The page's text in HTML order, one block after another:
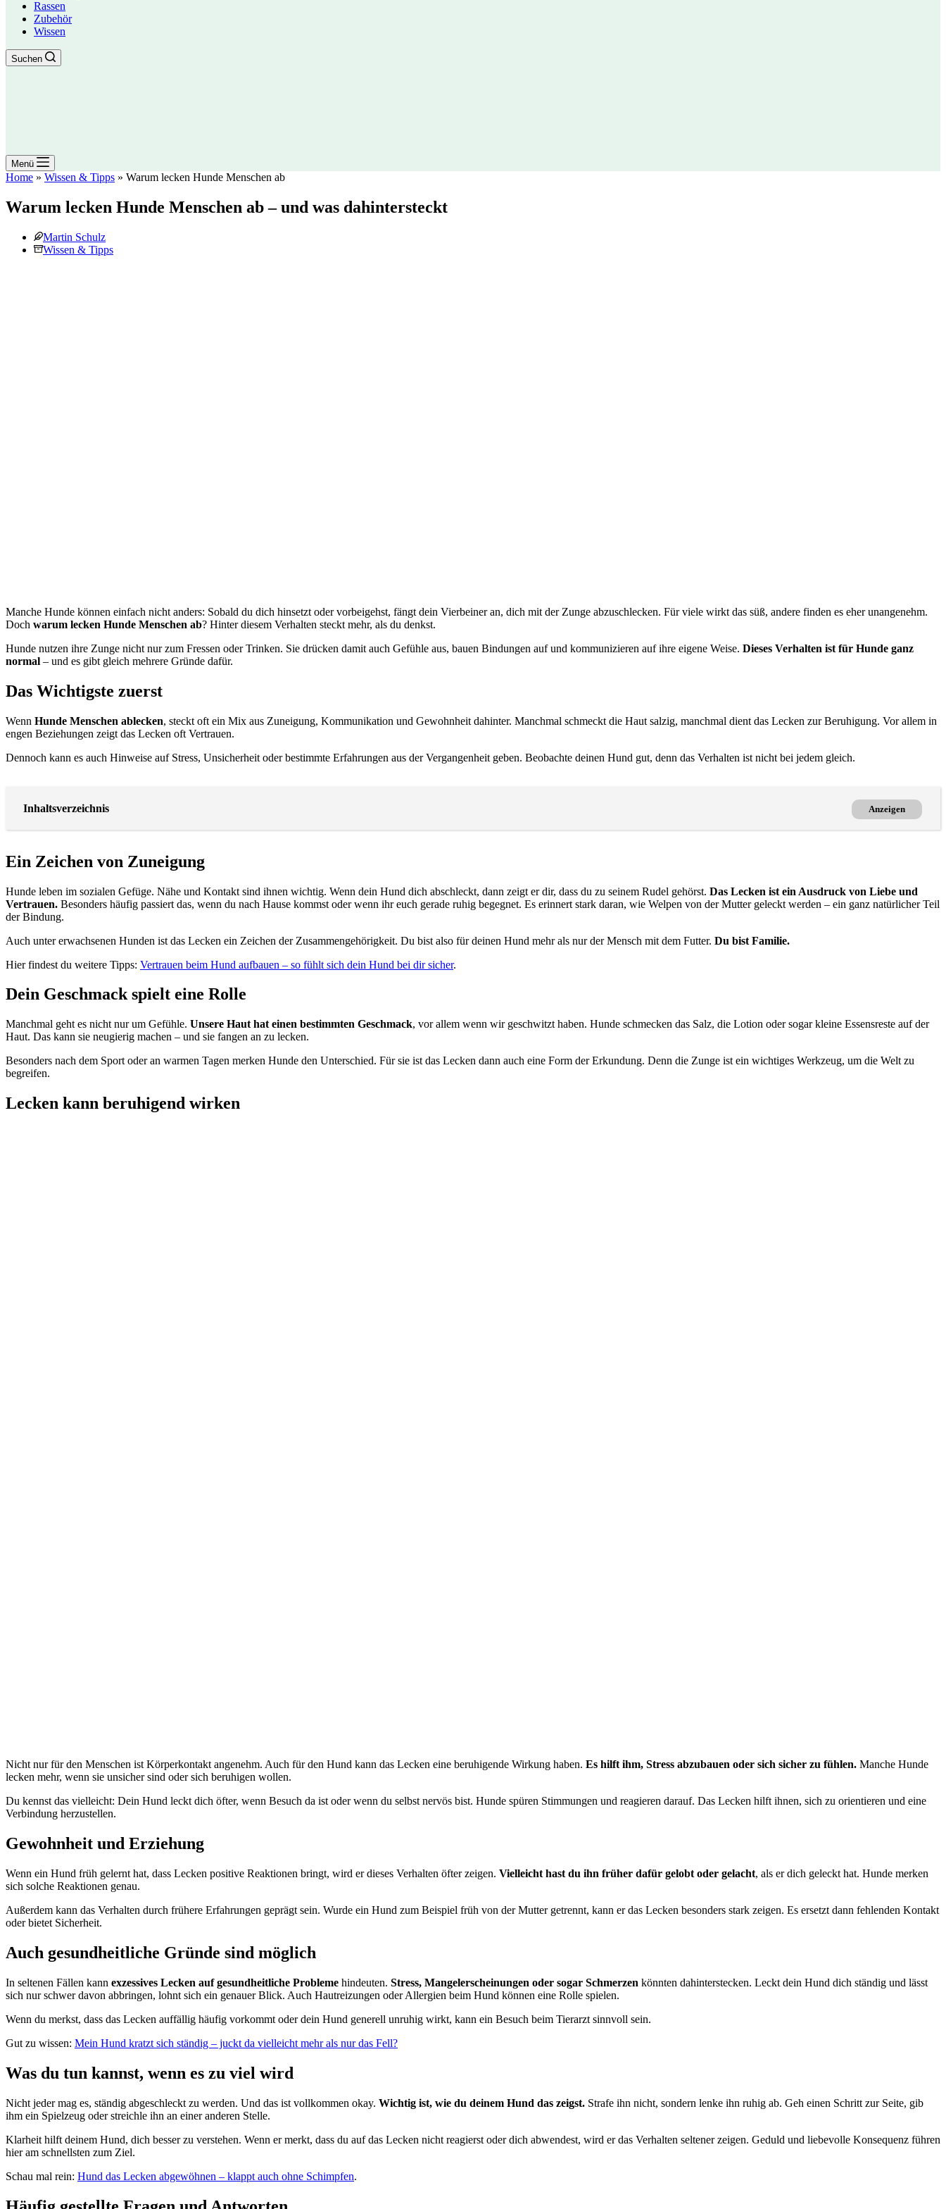
Rassen
Zubehör
Wissen
Suchen
Menü
Home » Wissen & Tipps » Warum lecken Hunde Menschen ab
Warum lecken Hunde Menschen ab – und was dahintersteckt
Martin Schulz
Wissen & Tipps
Manche Hunde können einfach nicht anders: Sobald du dich hinsetzt oder vorbeigehst, fängt dein Vierbeiner an, dich mit der Zunge abzuschlecken. Für viele wirkt das süß, andere finden es eher unangenehm.
Doch warum lecken Hunde Menschen ab? Hinter diesem Verhalten steckt mehr, als du denkst.
Hunde nutzen ihre Zunge nicht nur zum Fressen oder Trinken. Sie drücken damit auch Gefühle aus, bauen Bindungen auf und kommunizieren auf ihre eigene Weise. Dieses Verhalten ist für Hunde ganz
normal – und es gibt gleich mehrere Gründe dafür.
Das Wichtigste zuerst
Wenn Hunde Menschen ablecken, steckt oft ein Mix aus Zuneigung, Kommunikation und Gewohnheit dahinter. Manchmal schmeckt die Haut salzig, manchmal dient das Lecken zur Beruhigung. Vor allem in
engen Beziehungen zeigt das Lecken oft Vertrauen.
Dennoch kann es auch Hinweise auf Stress, Unsicherheit oder bestimmte Erfahrungen aus der Vergangenheit geben. Beobachte deinen Hund gut, denn das Verhalten ist nicht bei jedem gleich.
Inhaltsverzeichnis Anzeigen
Ein Zeichen von Zuneigung
Hunde leben im sozialen Gefüge. Nähe und Kontakt sind ihnen wichtig. Wenn dein Hund dich abschleckt, dann zeigt er dir, dass du zu seinem Rudel gehörst. Das Lecken ist ein Ausdruck von Liebe und
Vertrauen. Besonders häufig passiert das, wenn du nach Hause kommst oder wenn ihr euch gerade ruhig begegnet. Es erinnert stark daran, wie Welpen von der Mutter geleckt werden – ein ganz natürlicher Teil
der Bindung.
Auch unter erwachsenen Hunden ist das Lecken ein Zeichen der Zusammengehörigkeit. Du bist also für deinen Hund mehr als nur der Mensch mit dem Futter. Du bist Familie.
Hier findest du weitere Tipps: Vertrauen beim Hund aufbauen – so fühlt sich dein Hund bei dir sicher.
Dein Geschmack spielt eine Rolle
Manchmal geht es nicht nur um Gefühle. Unsere Haut hat einen bestimmten Geschmack, vor allem wenn wir geschwitzt haben. Hunde schmecken das Salz, die Lotion oder sogar kleine Essensreste auf der
Haut. Das kann sie neugierig machen – und sie fangen an zu lecken.
Besonders nach dem Sport oder an warmen Tagen merken Hunde den Unterschied. Für sie ist das Lecken dann auch eine Form der Erkundung. Denn die Zunge ist ein wichtiges Werkzeug, um die Welt zu
begreifen.
Lecken kann beruhigend wirken
Nicht nur für den Menschen ist Körperkontakt angenehm. Auch für den Hund kann das Lecken eine beruhigende Wirkung haben. Es hilft ihm, Stress abzubauen oder sich sicher zu fühlen. Manche Hunde
lecken mehr, wenn sie unsicher sind oder sich beruhigen wollen.
Du kennst das vielleicht: Dein Hund leckt dich öfter, wenn Besuch da ist oder wenn du selbst nervös bist. Hunde spüren Stimmungen und reagieren darauf. Das Lecken hilft ihnen, sich zu orientieren und eine
Verbindung herzustellen.
Gewohnheit und Erziehung
Wenn ein Hund früh gelernt hat, dass Lecken positive Reaktionen bringt, wird er dieses Verhalten öfter zeigen. Vielleicht hast du ihn früher dafür gelobt oder gelacht, als er dich geleckt hat. Hunde merken
sich solche Reaktionen genau.
Außerdem kann das Verhalten durch frühere Erfahrungen geprägt sein. Wurde ein Hund zum Beispiel früh von der Mutter getrennt, kann er das Lecken besonders stark zeigen. Es ersetzt dann fehlenden Kontakt
oder bietet Sicherheit.
Auch gesundheitliche Gründe sind möglich
In seltenen Fällen kann exzessives Lecken auf gesundheitliche Probleme hindeuten. Stress, Mangelerscheinungen oder sogar Schmerzen könnten dahinterstecken. Leckt dein Hund dich ständig und lässt
sich nur schwer davon abbringen, lohnt sich ein genauer Blick. Auch Hautreizungen oder Allergien beim Hund können eine Rolle spielen.
Wenn du merkst, dass das Lecken auffällig häufig vorkommt oder dein Hund generell unruhig wirkt, kann ein Besuch beim Tierarzt sinnvoll sein.
Gut zu wissen: Mein Hund kratzt sich ständig – juckt da vielleicht mehr als nur das Fell?
Was du tun kannst, wenn es zu viel wird
Nicht jeder mag es, ständig abgeschleckt zu werden. Und das ist vollkommen okay. Wichtig ist, wie du deinem Hund das zeigst. Strafe ihn nicht, sondern lenke ihn ruhig ab. Geh einen Schritt zur Seite, gib
ihm ein Spielzeug oder streichle ihn an einer anderen Stelle.
Klarheit hilft deinem Hund, dich besser zu verstehen. Wenn er merkt, dass du auf das Lecken nicht reagierst oder dich abwendest, wird er das Verhalten seltener zeigen. Geduld und liebevolle Konsequenz führen
hier am schnellsten zum Ziel.
Schau mal rein: Hund das Lecken abgewöhnen – klappt auch ohne Schimpfen.